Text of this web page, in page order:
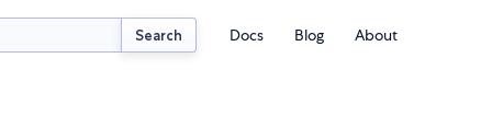
Search Docs Blog About